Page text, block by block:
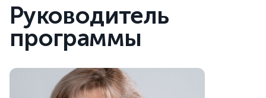
Руководитель
программы